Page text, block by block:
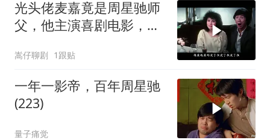
光头佬麦嘉竟是周星驰师
父，他主演喜剧电影，承
嵩仔聊剧 1跟贴
一年一影帝，百年周星驰
(223)
量子痛觉